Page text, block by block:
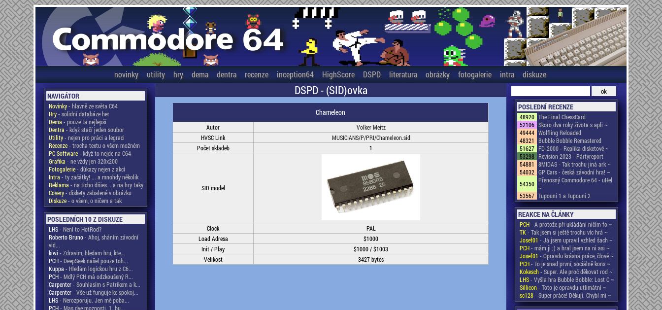
novinky utility hry dema dentra recenze inception64 HighScore DSPD literatura obrázky fotogalerie intra diskuze
NAVIGÁTOR
Novinky- hlavně ze světa C64
Hry- solidní databáze her
Dema - pouze ta nejlepší
Dentra - když stačí jeden soubor
Utility- nejen pro práci a legraci
Recenze- trocha textu o všem možném
PC Software- když to nejde na C64
Grafika - ne vždy jen 320x200
Fotogalerie- důkazy nejen z akcí
Intra - ty začátky! ... a mnohdy několik
Reklama - na ticho dňies .. a na hry taky
Covery- diskety zabalené v obrázku
Diskuze- o všem, o ničem a tak
POSLEDNÍCH 10 Z DISKUZE
LHS- Není to HotRod?
Roberto Bruno- Ahoj, sháním závodní
vid...
kiwi - Zdravim, hledam hru, kte...
PCH- DeepSeek našel pouze toh...
Kuppa - Hledám logickou hru z C6...
PCH- Mdlý PCH má odzkoušený R...
Carpenter- Souhlasím s Patrikem a k...
Carpenter- Vše už funguje ke spokoj...
LHS- Nerozporuju. Jen mě poba...
PCH- Mas dve moznosti. 1. bu...
DSPD - (SID)ovka
Chameleon
Autor
Volker Meitz
HVSC Link
MUSICIANS/P/PRI/Chameleon.sid
Počet skladeb
1
SID model
Clock
PAL
Load Adresa
$1000
Init / Play
$1000 / $1003
Velikost
3427 bytes
POSLEDNÍ RECENZE
48920 The Final ChessCard
52106 Skoro dva roky života s apli ~
49444 Wolfling Reloaded
48321
Bubble Bobble Remastered
51627 FD-2000 - Replika disketové ~
53298 Revision 2023 - Pártyreport
54881
8MIDAS - Tak trochu jiná ark ~
54032 GP Cars - česká závodní hra! ~
54350 Přenosný Commodore 64 - uHel
~
53567 Tupouni 1 a Tupouni 2
REAKCE NA ČLÁNKY
PCH- A protože při ukládání ničím fo ~
TK- Tak jsem si ještě trochu víc hrá ~
Josef01 - Já jsem upravil vzhled šach ~
PCH- mám ji ;) a hral jsem na ni asi ~
Josef01 - Opravdu krásná práce, člově ~
PCH- To je snad první, sociálně kons ~
Kokesch- Super. Ale proč děkovat rod ~
LHS- Vyšla hra Bubble Bobble: Lost C ~
Sillicon- Toto je opravdu utlimátní ~
sc128- Super práce! Děkuji. Chybí mi ~